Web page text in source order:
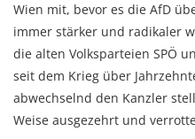
Wien mit, bevor es die AfD
immer stärker und radikaler
die alten Volksparteien SPÖ
seit dem Krieg über
abwechselnd den Kanzler
Weise ausgezehrt und